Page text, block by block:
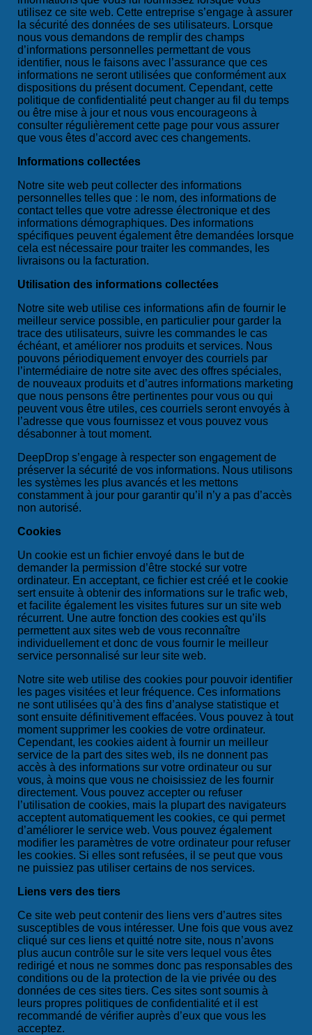
utilisez ce site web. Cette entreprise s’engage à assurer
la sécurité des données de ses utilisateurs. Lorsque
nous vous demandons de remplir des champs
d’informations personnelles permettant de vous
identifier, nous le faisons avec l’assurance que ces
informations ne seront utilisées que conformément aux
dispositions du présent document. Cependant, cette
politique de confidentialité peut changer au fil du temps
ou être mise à jour et nous vous encourageons à
consulter régulièrement cette page pour vous assurer
que vous êtes d’accord avec ces changements.
Informations collectées
Notre site web peut collecter des informations
personnelles telles que : le nom, des informations de
contact telles que votre adresse électronique et des
informations démographiques. Des informations
spécifiques peuvent également être demandées lorsque
cela est nécessaire pour traiter les commandes, les
livraisons ou la facturation.
Utilisation des informations collectées
Notre site web utilise ces informations afin de fournir le
meilleur service possible, en particulier pour garder la
trace des utilisateurs, suivre les commandes le cas
échéant, et améliorer nos produits et services. Nous
pouvons périodiquement envoyer des courriels par
l’intermédiaire de notre site avec des offres spéciales,
de nouveaux produits et d’autres informations marketing
que nous pensons être pertinentes pour vous ou qui
peuvent vous être utiles, ces courriels seront envoyés à
l’adresse que vous fournissez et vous pouvez vous
désabonner à tout moment.
DeepDrop s’engage à respecter son engagement de
préserver la sécurité de vos informations. Nous utilisons
les systèmes les plus avancés et les mettons
constamment à jour pour garantir qu’il n’y a pas d’accès
non autorisé.
Cookies
Un cookie est un fichier envoyé dans le but de
demander la permission d’être stocké sur votre
ordinateur. En acceptant, ce fichier est créé et le cookie
sert ensuite à obtenir des informations sur le trafic web,
et facilite également les visites futures sur un site web
récurrent. Une autre fonction des cookies est qu’ils
permettent aux sites web de vous reconnaître
individuellement et donc de vous fournir le meilleur
service personnalisé sur leur site web.
Notre site web utilise des cookies pour pouvoir identifier
les pages visitées et leur fréquence. Ces informations
ne sont utilisées qu’à des fins d’analyse statistique et
sont ensuite définitivement effacées. Vous pouvez à tout
moment supprimer les cookies de votre ordinateur.
Cependant, les cookies aident à fournir un meilleur
service de la part des sites web, ils ne donnent pas
accès à des informations sur votre ordinateur ou sur
vous, à moins que vous ne choisissiez de les fournir
directement. Vous pouvez accepter ou refuser
l’utilisation de cookies, mais la plupart des navigateurs
acceptent automatiquement les cookies, ce qui permet
d’améliorer le service web. Vous pouvez également
modifier les paramètres de votre ordinateur pour refuser
les cookies. Si elles sont refusées, il se peut que vous
ne puissiez pas utiliser certains de nos services.
Liens vers des tiers
Ce site web peut contenir des liens vers d’autres sites
susceptibles de vous intéresser. Une fois que vous avez
cliqué sur ces liens et quitté notre site, nous n’avons
plus aucun contrôle sur le site vers lequel vous êtes
redirigé et nous ne sommes donc pas responsables des
conditions ou de la protection de la vie privée ou des
données de ces sites tiers. Ces sites sont soumis à
leurs propres politiques de confidentialité et il est
recommandé de vérifier auprès d’eux que vous les
acceptez.